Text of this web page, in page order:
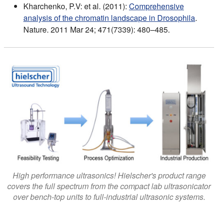
Kharchenko, P.V: et al. (2011): Comprehensive
analysis of the chromatin landscape in Drosophila.
Nature. 2011 Mar 24; 471(7339): 480–485.
High performance ultrasonics! Hielscher's product range
covers the full spectrum from the compact lab ultrasonicator
over bench-top units to full-industrial ultrasonic systems.